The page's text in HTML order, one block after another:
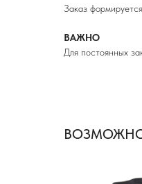
Заказ
ВАЖНО
Для постоянных
ВОЗМОЖНО